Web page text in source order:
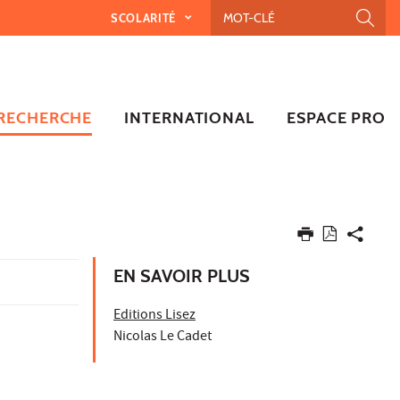
SCOLARITÉ
INTERNATIONAL ESPACE PRO
EN SAVOIR PLUS
Editions Lisez
Nicolas Le Cadet